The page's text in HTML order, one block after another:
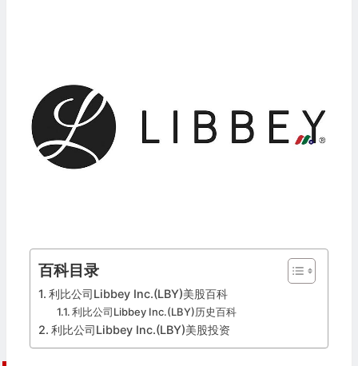
百科目录
利比公司Libbey Inc.(LBY)美股百科
利比公司Libbey Inc.(LBY)历史百科
利比公司Libbey Inc.(LBY)美股投资